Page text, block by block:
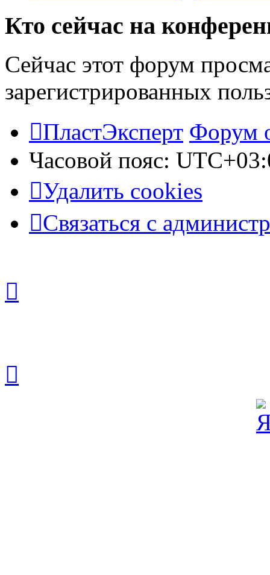
Кто сейчас на
Сейчас этот форум
зарегистрированных
ПластЭксперт Форум
Часовой пояс:
Удалить cookies
Связаться с